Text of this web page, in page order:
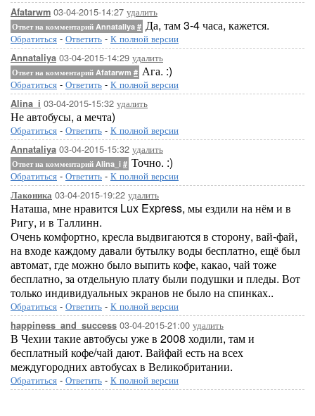
Afatarwm 03-04-2015-14:27 удалить
Ответ на комментарий Annataliya # Да, там 3-4 часа, кажется.
Обратиться - Ответить - К полной версии
Annataliya 03-04-2015-14:29 удалить
Ответ на комментарий Afatarwm # Ага. :)
Обратиться - Ответить - К полной версии
Alina_i 03-04-2015-15:32 удалить
Не автобусы, а мечта)
Обратиться - Ответить - К полной версии
Annataliya 03-04-2015-15:32 удалить
Ответ на комментарий Alina_i # Точно. :)
Обратиться - Ответить - К полной версии
Лаконика 03-04-2015-19:22 удалить
Наташа, мне нравится Lux Express, мы ездили на нём и в
Ригу, и в Таллинн.
Очень комфортно, кресла выдвигаются в сторону, вай-фай,
на входе каждому давали бутылку воды бесплатно, ещё был
автомат, где можно было выпить кофе, какао, чай тоже
бесплатно, за отдельную плату были подушки и пледы. Вот
только индивидуальных экранов не было на спинках..
Обратиться - Ответить - К полной версии
happiness_and_success 03-04-2015-21:00 удалить
В Чехии такие автобусы уже в 2008 ходили, там и
бесплатный кофе/чай дают. Вайфай есть на всех
междугородних автобусах в Великобритании.
Обратиться - Ответить - К полной версии